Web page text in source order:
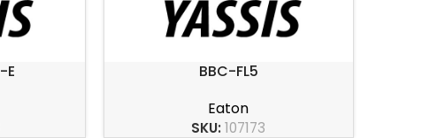
E
BBC-FL5
Eaton
SKU:107173